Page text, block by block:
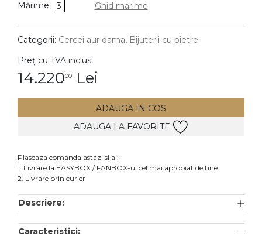
DIAMANTE Vezi toate
Cercei
Accesorii
Mărime: 3 Ghid marime
Categorii: Cercei aur dama, Bijuterii cu pietre
Preț cu TVA inclus:
14.22000 Lei
ADAUGA IN COS
ADAUGA LA FAVORITE
Plaseaza comanda astazi si ai:
1. Livrare la EASYBOX / FANBOX-ul cel mai apropiat de tine
2. Livrare prin curier
Descriere:
Caracteristici: